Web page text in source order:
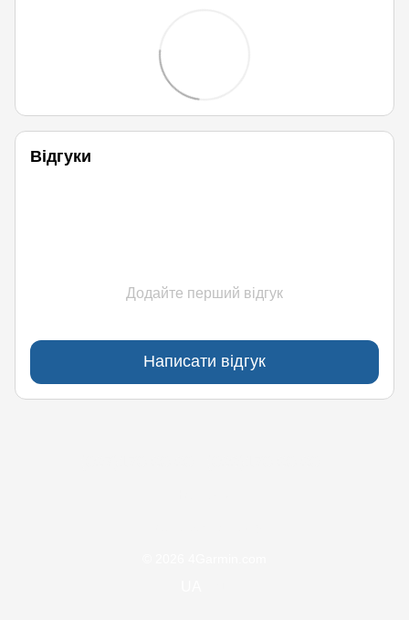
Відгуки
Додайте перший відгук
Написати відгук